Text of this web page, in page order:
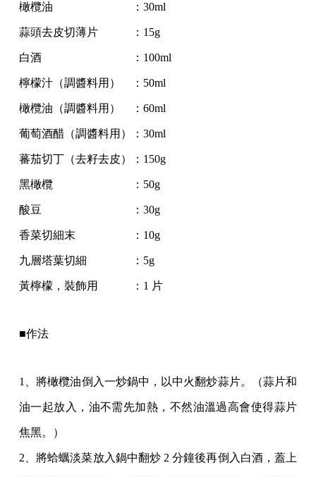
橄欖油 ：30ml
蒜頭去皮切薄片 ：15g
白酒 ：100ml
檸檬汁（調醬料用） ：50ml
橄欖油（調醬料用） ：60ml
葡萄酒醋（調醬料用）：30ml
蕃茄切丁（去籽去皮）：150g
黑橄欖 ：50g
酸豆 ：30g
香菜切細末 ：10g
九層塔葉切細 ：5g
黃檸檬，裝飾用 ：1 片
■作法
1、將橄欖油倒入一炒鍋中，以中火翻炒蒜片。（蒜片和
油一起放入，油不需先加熱，不然油溫過高會使得蒜片
焦黑。）
2、將蛤蠣淡菜放入鍋中翻炒 2 分鐘後再倒入白酒，蓋上